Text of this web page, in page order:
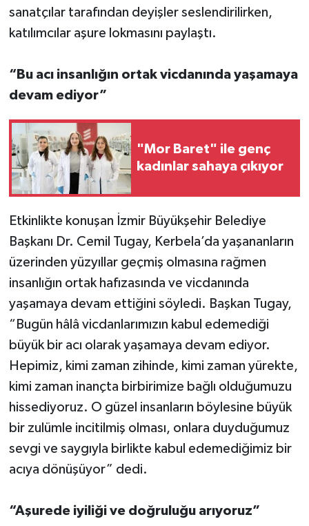
sanatçılar tarafından deyişler seslendirilirken,
katılımcılar aşure lokmasını paylaştı.
“Bu acı insanlığın ortak vicdanında yaşamaya
devam ediyor”
"Mor Baret" ile genç
kadınlar sahaya çıkıyor
Etkinlikte konuşan İzmir Büyükşehir Belediye
Başkanı Dr. Cemil Tugay, Kerbela’da yaşananların
üzerinden yüzyıllar geçmiş olmasına rağmen
insanlığın ortak hafızasında ve vicdanında
yaşamaya devam ettiğini söyledi. Başkan Tugay,
“Bugün hâlâ vicdanlarımızın kabul edemediği
büyük bir acı olarak yaşamaya devam ediyor.
Hepimiz, kimi zaman zihinde, kimi zaman yürekte,
kimi zaman inançta birbirimize bağlı olduğumuzu
hissediyoruz. O güzel insanların böylesine büyük
bir zulümle incitilmiş olması, onlara duyduğumuz
sevgi ve saygıyla birlikte kabul edemediğimiz bir
acıya dönüşüyor” dedi.
“Aşurede iyiliği ve doğruluğu arıyoruz”